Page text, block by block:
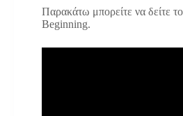
Παρακάτω μπορείτε να δείτε
Beginning.